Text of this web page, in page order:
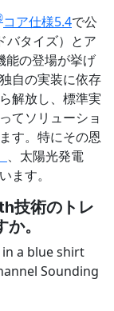
コア仕様5.4で公
バタイズ）とア
能の登場が挙げ
自の実装に依存
解放し、標準実
てソリューショ
す。特にその恩
、太陽光発電
ます。
技術のトレ
。